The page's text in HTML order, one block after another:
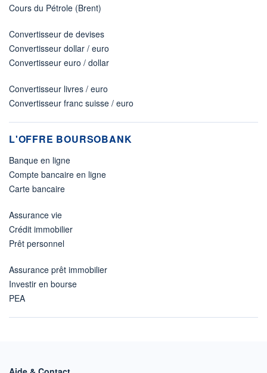
Cours du Pétrole (Brent)
Convertisseur de devises
Convertisseur dollar / euro
Convertisseur euro / dollar
Convertisseur livres / euro
Convertisseur franc suisse / euro
L'OFFRE BOURSOBANK
Banque en ligne
Compte bancaire en ligne
Carte bancaire
Assurance vie
Crédit immobilier
Prêt personnel
Assurance prêt immobilier
Investir en bourse
PEA